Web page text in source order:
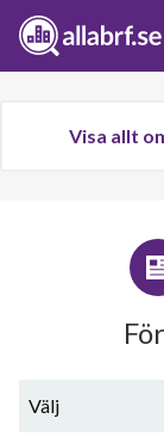
Visa allt
Välj